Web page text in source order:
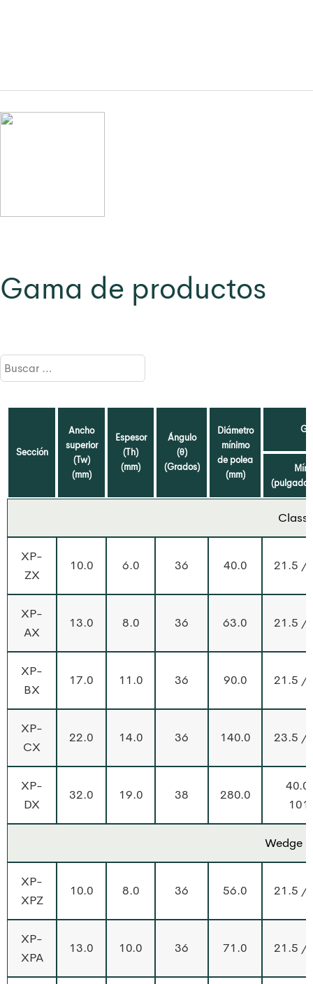
Gama de productos
Sección
Ancho
superior
(Tw)
(mm)
Espesor
(Th)
(mm)
Ángulo
(θ)
(Grados)
Diámetro
mínimo
de polea
(mm)
Mín.
XP-
ZX
10.0 6.0 36 40.0 21.5 /
XP-
AX
13.0 8.0 36 63.0 21.5 /
XP-
BX
17.0 11.0 36 90.0 21.5 /
XP-
CX
22.0 14.0 36 140.0 23.5 /
XP-
DX
32.0 19.0 38 280.0
Wedge
XP-
XPZ
10.0 8.0 36 56.0 21.5 /
XP-
XPA
13.0 10.0 36 71.0 21.5 /